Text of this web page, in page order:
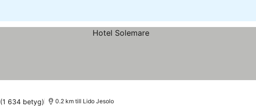
(1 634 betyg) 0.2 km till Lido Jesolo